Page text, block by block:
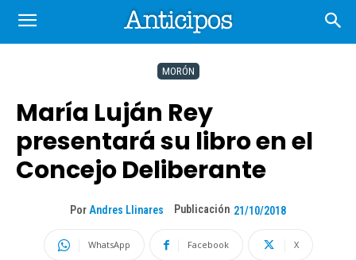
MORÓN
María Luján Rey
presentará su libro en el
Concejo Deliberante
Por Andres Llinares Publicación 21/10/2018
WhatsApp Facebook X